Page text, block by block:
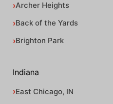
Archer Heights
Back of the Yards
Brighton Park
Indiana
East Chicago, IN